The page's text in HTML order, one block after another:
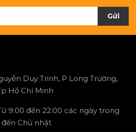
Gửi
Duy Trinh, P Long Trường,
Hồ Chí Minh
9:00 đến 22:00 các ngày trong
Chủ nhật